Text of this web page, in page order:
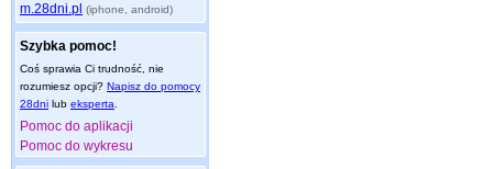
m.28dni.pl (iphone, android)
Szybka pomoc!
Coś sprawia Ci trudność, nie
rozumiesz opcji? Napisz do pomocy
28dni lub eksperta
Pomoc do aplikacji
Pomoc do wykresu